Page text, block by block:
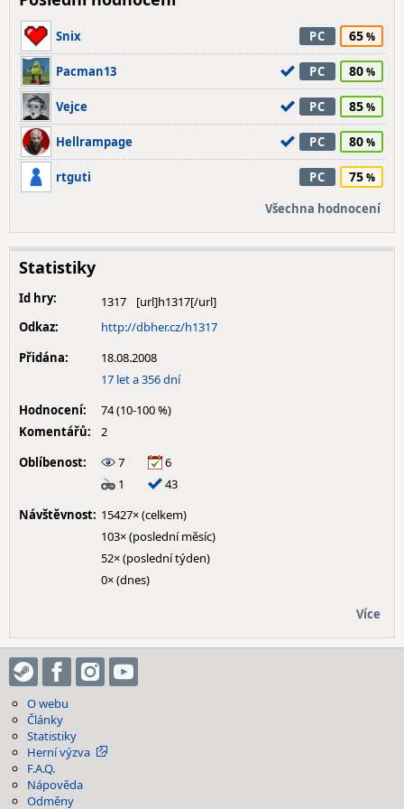
Snix PC 65
Pacman13 PC 80
Vejce PC 85
Hellrampage PC 80
rtguti PC 75
Všechna hodnocení
Statistiky
Id hry:
1317
Odkaz:
http://dbher.cz/h1317
Přidána:
18.08.2008
17 let a 356 dní
Hodnocení:
74 (10-100 %)
Komentářů:
2
Oblíbenost:
7
6
1
43
Návštěvnost: 15427× (celkem)
103× (poslední měsíc)
52× (poslední týden)
0× (dnes)
Více
O webu
Články
Statistiky
Herní výzva
F.A.Q.
Nápověda
Odměny